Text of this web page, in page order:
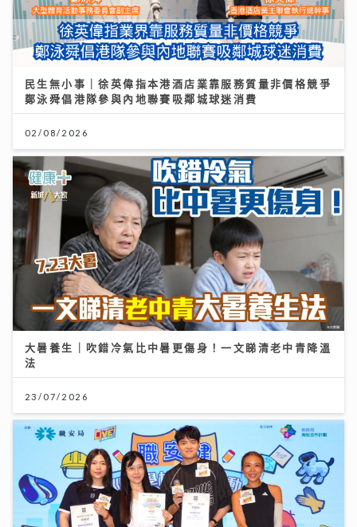
民生無小事｜徐英偉指本港酒店業靠服務質量非價格競爭
鄭泳舜倡港隊參與內地聯賽吸鄰城球迷消費
02/08/2026
大暑養生｜吹錯冷氣比中暑更傷身！一文睇清老中青降溫
法
23/07/2026